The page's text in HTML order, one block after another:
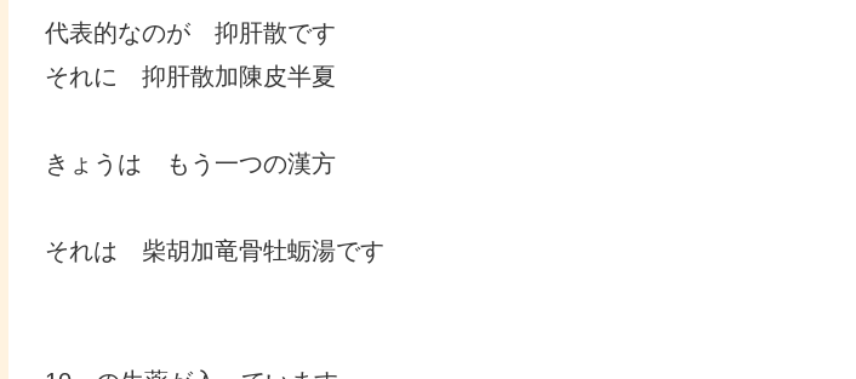
代表的なのが 抑肝散です
それに 抑肝散加陳皮半夏
きょうは もう一つの漢方
それは 柴胡加竜骨牡蛎湯です